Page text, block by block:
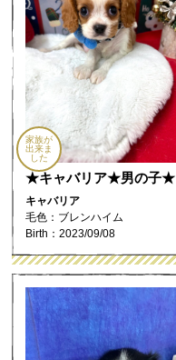
家族が
出来ま
した
★キャバリア★男の子★
キャバリア
毛色：ブレンハイム
Birth：2023/09/08